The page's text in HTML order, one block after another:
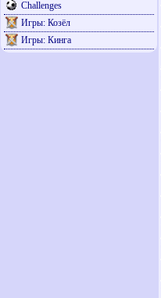
Challenges
Игры: Козёл
Игры: Кинга